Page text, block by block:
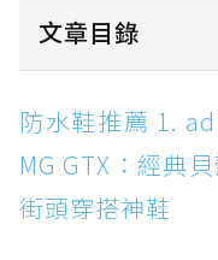
文章目錄
防水鞋推薦 1.
MG GTX：經典
頭穿搭神鞋
防水鞋推薦 2.
防水鞋推薦 1.
MG GTX：經典
街頭穿搭神鞋